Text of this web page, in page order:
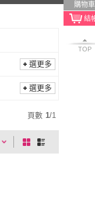
購物車
TOP
選更多
選更多
頁數 1/1
棋
盤
列